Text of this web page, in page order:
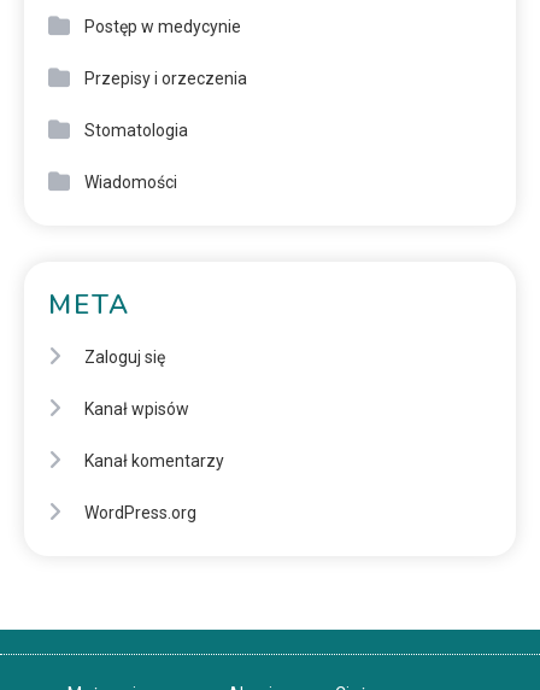
Postęp w medycynie
Przepisy i orzeczenia
Stomatologia
Wiadomości
META
Zaloguj się
Kanał wpisów
Kanał komentarzy
WordPress.org